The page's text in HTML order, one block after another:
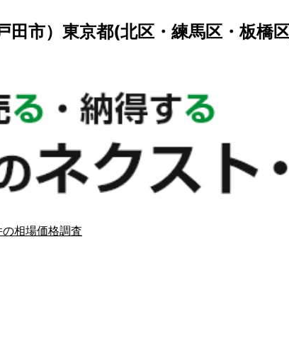
田市）東京都(北区・練馬区・板橋